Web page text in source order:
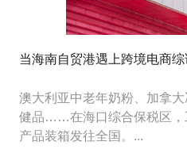
当海南自贸港遇上跨境电商
澳大利亚中老年奶粉、加拿
健品……在海口综合保税区，
产品装箱发往全国。...